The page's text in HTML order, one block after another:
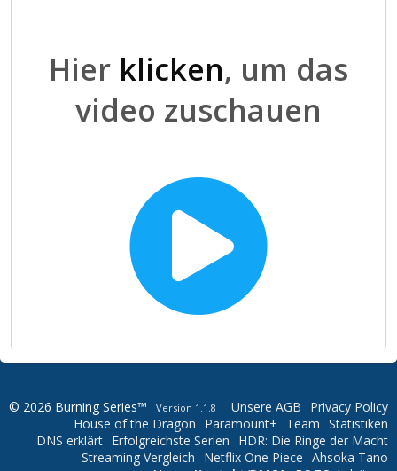
Hier klicken, um das
video zuschauen
© 2026 Burning Series™ Version 1.1.8 Privacy Policy
Unsere AGB
Statistiken
Team
Paramount+
House of the Dragon
HDR: Die Ringe der Macht
Erfolgreichste Serien
DNS erklärt
Ahsoka Tano
Netflix One Piece
Streaming Vergleich